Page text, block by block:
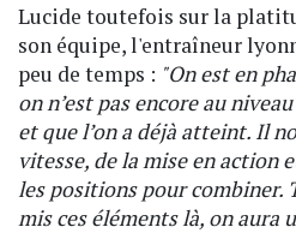
Lucide toutefois sur la
son équipe, l'entraîneur
peu de temps : "On est en
on n’est pas encore au
et que l’on a déjà atteint. Il
vitesse, de la mise en action
les positions pour combiner.
mis ces éléments là, on aura